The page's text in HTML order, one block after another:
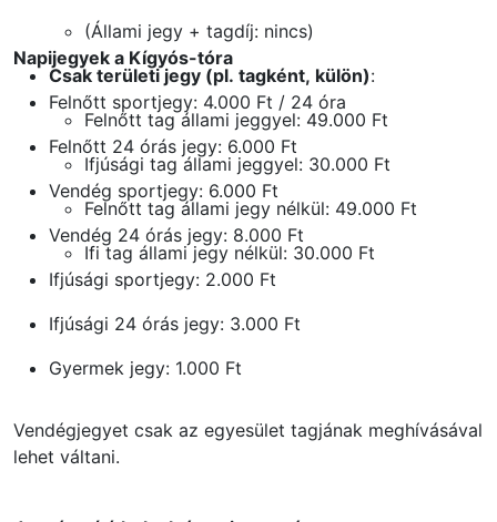
(Állami jegy + tagdíj: nincs)
Csak területi jegy (pl. tagként, külön):
Felnőtt tag állami jeggyel: 49.000 Ft
Ifjúsági tag állami jeggyel: 30.000 Ft
Felnőtt tag állami jegy nélkül: 49.000 Ft
Ifi tag állami jegy nélkül: 30.000 Ft
Napijegyek a Kígyós-tóra
Felnőtt sportjegy: 4.000 Ft / 24 óra
Felnőtt 24 órás jegy: 6.000 Ft
Vendég sportjegy: 6.000 Ft
Vendég 24 órás jegy: 8.000 Ft
Ifjúsági sportjegy: 2.000 Ft
Ifjúsági 24 órás jegy: 3.000 Ft
Gyermek jegy: 1.000 Ft
Vendégjegyet csak az egyesület tagjának meghívásával
lehet váltani.